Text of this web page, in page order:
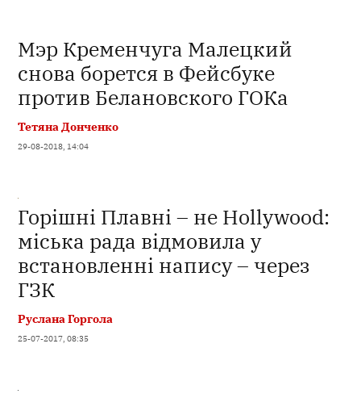
Мэр Кременчуга Малецкий
снова борется в Фейсбуке
против Белановского ГОКа
Тетяна Донченко
29-08-2018, 14:04
Горішні Плавні – не Hollywood:
міська рада відмовила у
встановленні напису – через
ГЗК
Руслана Горгола
25-07-2017, 08:35